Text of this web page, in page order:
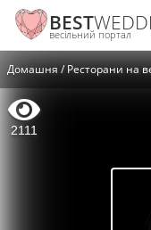
BEST
весільний портал
Домашня Ресторани на
2111